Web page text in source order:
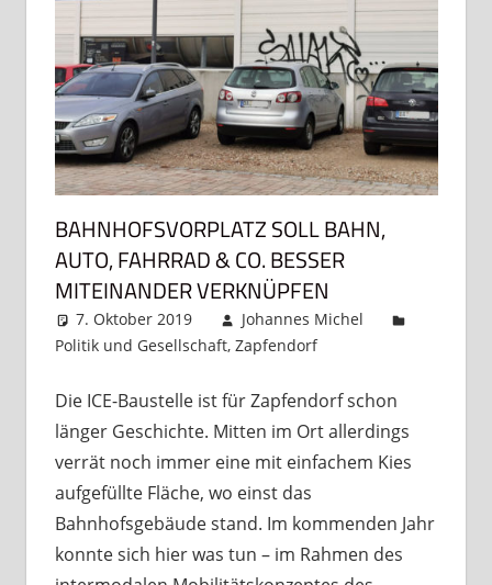
BAHNHOFSVORPLATZ SOLL BAHN,
AUTO, FAHRRAD & CO. BESSER
MITEINANDER VERKNÜPFEN
7. Oktober 2019
Johannes Michel
Politik und Gesellschaft, Zapfendorf
Die ICE-Baustelle ist für Zapfendorf schon
länger Geschichte. Mitten im Ort allerdings
verrät noch immer eine mit einfachem Kies
aufgefüllte Fläche, wo einst das
Bahnhofsgebäude stand. Im kommenden Jahr
konnte sich hier was tun – im Rahmen des